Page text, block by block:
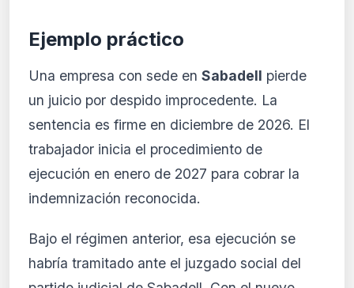
Ejemplo práctico
Una empresa con sede en Sabadell pierde
un juicio por despido improcedente. La
sentencia es firme en diciembre de 2026. El
trabajador inicia el procedimiento de
ejecución en enero de 2027 para cobrar la
indemnización reconocida.
Bajo el régimen anterior, esa ejecución se
habría tramitado ante el juzgado social del